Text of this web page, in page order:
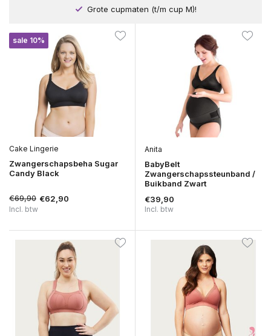
Grote cupmaten (t/m cup M)!
sale 10%
Cake Lingerie
Zwangerschapsbeha Sugar
Candy Black
€69,90 €62,90
Incl. btw
Anita
BabyBelt
Zwangerschapssteunband /
Buikband Zwart
€39,90
Incl. btw